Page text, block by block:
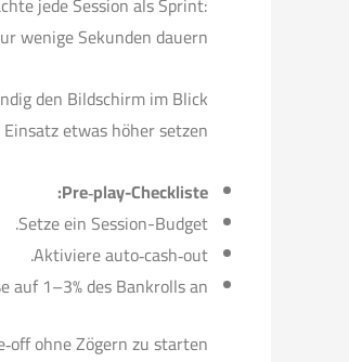
wenige Sekunden dauern.
den Bildschirm im Blick
etwas höher setzen.
Pre‑play-Checkliste:
Setze ein Session-Budget.
Aktiviere auto‑cash‑out.
auf 1–3% des Bankrolls an.
ohne Zögern zu starten.